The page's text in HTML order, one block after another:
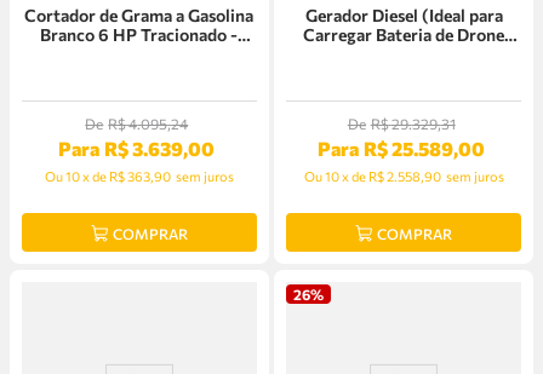
Cortador de Grama a Gasolina
Branco 6 HP Tracionado -
De R$4.095,24
Para R$3.639,00
Ou10xde R$ 363,90 sem juros
COMPRAR
Gerador Diesel (Ideal para
Carregar Bateria de Drone
De R$29.329,31
Para R$25.589,00
Ou10xde R$ 2.558,90 sem juros
COMPRAR
26%